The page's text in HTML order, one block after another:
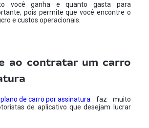
você ganha e quanto gasta para
pois permite que você encontre o
e custos operacionais.
ao contratar um carro
plano de carro por assinatura faz muito
de aplicativo que desejam lucrar